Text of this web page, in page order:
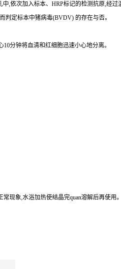
中,依次加入标本、 HRP标记的检测抗原,经过
判定标本中猪病毒(BVDV) 的存在与否。
10分钟将血清和红细胞迅速小心地分离。
常现象,水浴加热使结晶完quan溶解后再使用。